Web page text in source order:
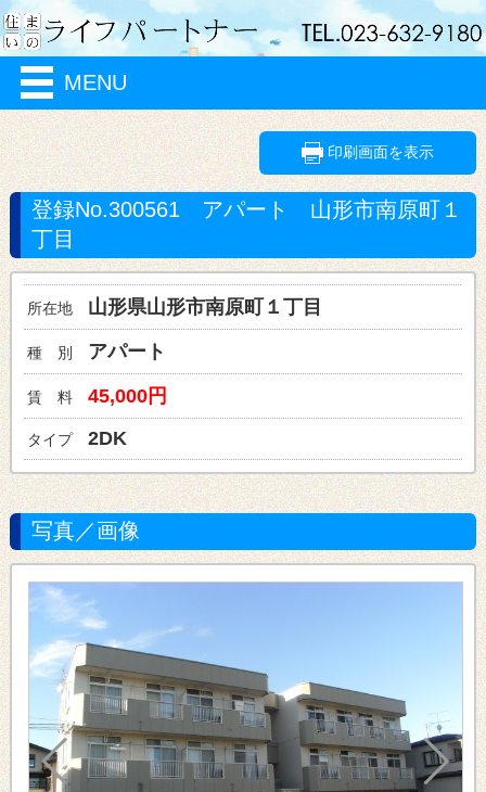
MENU
印刷画面を表示
登録No.300561 アパート 山形市南原町１
丁目
所在地 山形県山形市南原町１丁目
種 別 アパート
賃 料 45,000円
タイプ 2
写真／画像